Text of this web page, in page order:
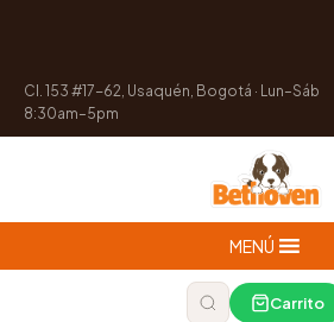
Cl. 153 #17-62, Usaquén, Bogotá · Lun–Sáb
8:30am–5pm
MENÚ
Carrito